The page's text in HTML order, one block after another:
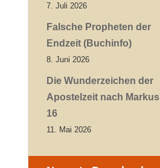
7. Juli 2026
Falsche Propheten der
Endzeit (Buchinfo)
8. Juni 2026
Die Wunderzeichen der
Apostelzeit nach Markus
16
11. Mai 2026